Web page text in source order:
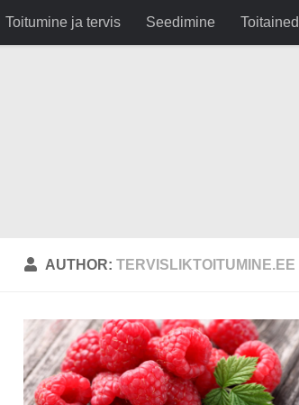
Toitumine ja tervis Seedimine Toitained
AUTHOR: TERVISLIKTOITUMINE.EE